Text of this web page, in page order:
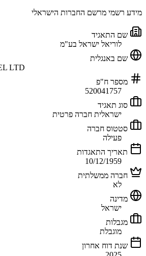
מידע רשמי מרשם החברות הישראלי
שם התאגיד
לוריאל ישראל בע"מ
שם באנגלית
LTD
מספר ח"פ
520041757
סוג תאגיד
ישראלית חברה פרטית
סטטוס חברה
פעילה
תאריך התאגדות
10/12/1959
חברה ממשלתית
לא
מדינה
ישראל
מגבלות
מוגבלת
שנת דוח אחרון